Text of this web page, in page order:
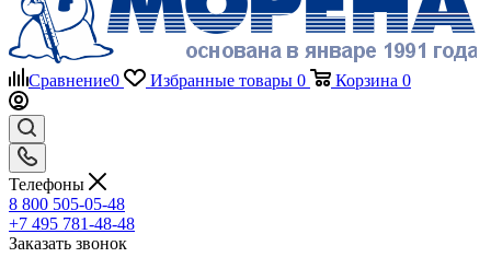
Сравнение0 Избранные товары 0 Корзина 0
Телефоны
8 800 505-05-48
+7 495 781-48-48
Заказать звонок